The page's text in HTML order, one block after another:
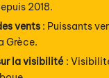
2018.
vents : Puissants
Grèce.
la visibilité :